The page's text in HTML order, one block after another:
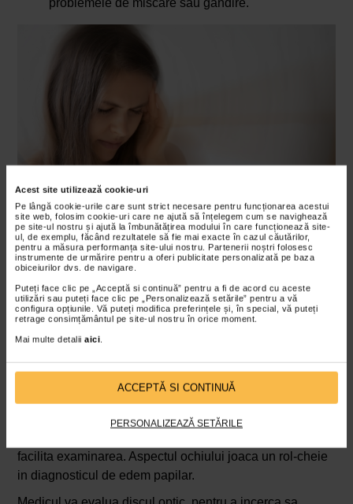
Acest site utilizează cookie-uri
Pe lângă cookie-urile care sunt strict necesare pentru funcționarea acestui
site web, folosim cookie-uri care ne ajută să înțelegem cum se navighează
pe site-ul nostru și ajută la îmbunătățirea modului în care funcționează site-
ul, de exemplu, făcând rezultatele să fie mai exacte în cazul căutărilor,
pentru a măsura performanța site-ului nostru. Partenerii noștri folosesc
instrumente de urmărire pentru a oferi publicitate personalizată pe baza
obiceiurilor dvs. de navigare.
Puteți face clic pe „Acceptă si continuă” pentru a fi de acord cu aceste
utilizări sau puteți face clic pe „Personalizează setările” pentru a vă
configura opțiunile. Vă puteți modifica preferințele și, în special, vă puteți
retrage consimțământul pe site-ul nostru în orice moment.
Mai multe detalii aici
ACCEPTĂ SI CONTINUĂ
PERSONALIZEAZĂ SETĂRILE
Pierderea vederii se agraveaza pe masura ce starea
Diagnosticul de edem papilar
Initial, medicul care suspecteaza ca o persoana poate
avea edem papilar va efectua o examinare completa a
ochilor. Medicii folosesc de obicei un oftalmoscop, care
este un instrument asemanator unui stilou, cu o lumina in
partea din spate a ochiului, prin pupila. Specialistul
facilita examinarea. Aspectul ochiului joaca un rol-cheie
in diagnosticul de edem papilar.